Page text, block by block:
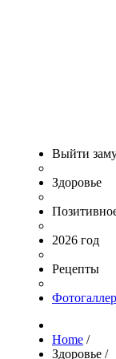
Выйти
Здоровье
2026 год
Рецепты
Home /
Здоровье /